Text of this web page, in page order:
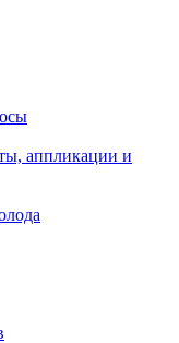
аппликации и